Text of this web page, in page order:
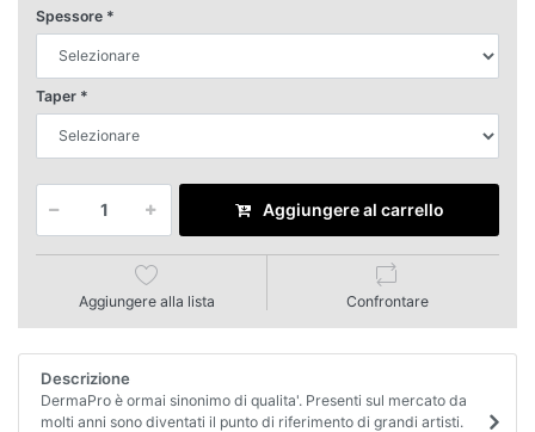
Spessore
Taper
Aggiungere al carrello
Aggiungere alla lista Confrontare
Descrizione
DermaPro è ormai sinonimo di qualita'. Presenti sul mercato da
molti anni sono diventati il punto di riferimento di grandi artisti.